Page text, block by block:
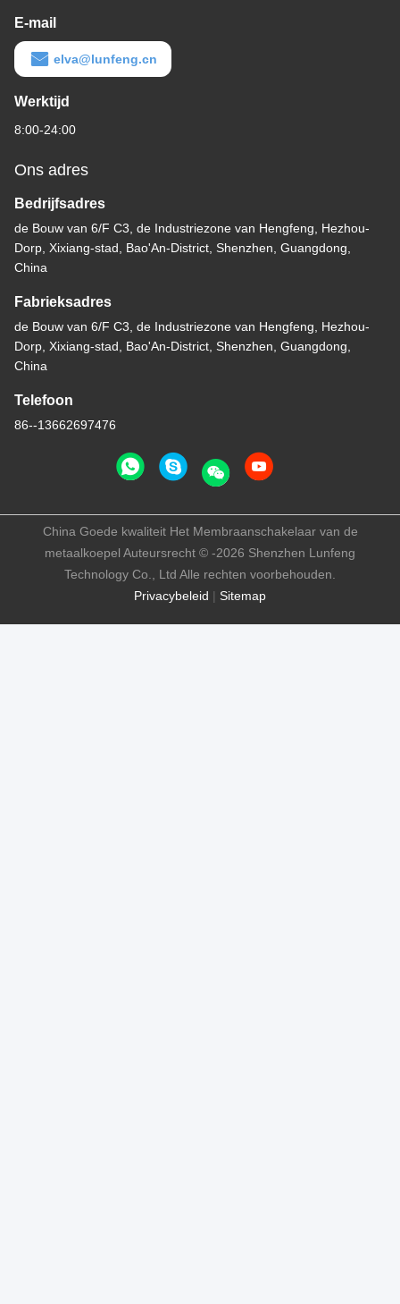
E-mail
elva@lunfeng.cn
Werktijd
8:00-24:00
Ons adres
Bedrijfsadres
de Bouw van 6/F C3, de Industriezone van Hengfeng, Hezhou-
Dorp, Xixiang-stad, Bao'An-District, Shenzhen, Guangdong,
China
Fabrieksadres
de Bouw van 6/F C3, de Industriezone van Hengfeng, Hezhou-
Dorp, Xixiang-stad, Bao'An-District, Shenzhen, Guangdong,
China
Telefoon
86--13662697476
Privacybeleid | Sitemap
China Goede kwaliteit Het Membraanschakelaar van de
metaalkoepel Auteursrecht © -2026 Shenzhen Lunfeng
Technology Co., Ltd Alle rechten voorbehouden.